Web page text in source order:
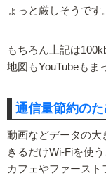
ょっと厳しそうです。
もちろん上記は
地図もYouTubeもま
通信量節約の
動画などデータの大
きるだけWi-Fiを使
カフェやファース